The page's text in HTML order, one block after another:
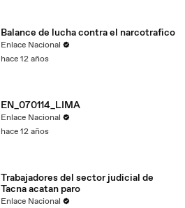
Balance de lucha contra el narcotrafico
Enlace Nacional
hace 12 años
EN_070114_LIMA
Enlace Nacional
hace 12 años
Trabajadores del sector judicial de
Tacna acatan paro
Enlace Nacional